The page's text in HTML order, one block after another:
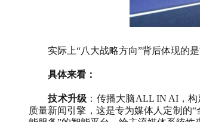
实际上“八大战略方向”背后体现的
具体来看：
技术升级 ：传播大脑ALL IN AI，构
质量新闻引擎，这是专为媒体人定制的“